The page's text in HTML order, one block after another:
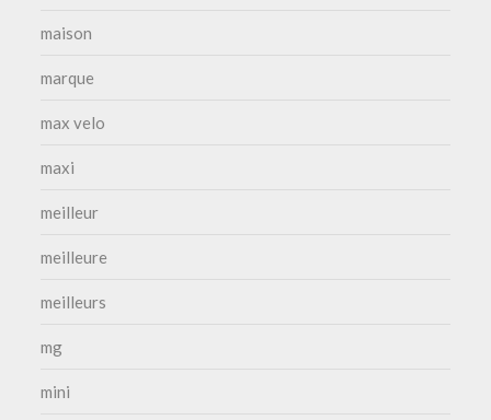
maison
marque
max velo
maxi
meilleur
meilleure
meilleurs
mg
mini